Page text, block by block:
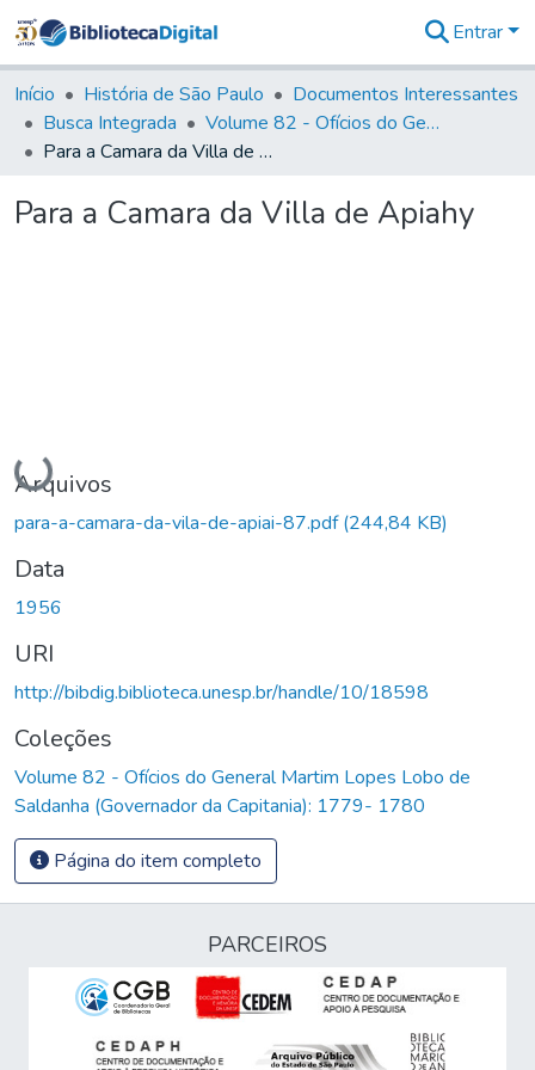
&
Coleções
Tudo na
Biblioteca
Estatísticas
Entrar
Início História de São Paulo
Documentos Interessantes
Busca Integrada
Volume 82 - Ofícios do General Martim Lopes Lobo de Saldanha (Governador da Capitania): 1779- 1780
Para a Camara da Villa de Apiahy
Para a Camara da Villa de Apiahy
Carregando...
Arquivos
para-a-camara-da-vila-de-apiai-87.pdf(244,84 KB)
Data
1956
URI
http://bibdig.biblioteca.unesp.br/handle/10/18598
Coleções
Volume 82 - Ofícios do General Martim Lopes Lobo de
Saldanha (Governador da Capitania): 1779- 1780
Página do item completo
PARCEIROS